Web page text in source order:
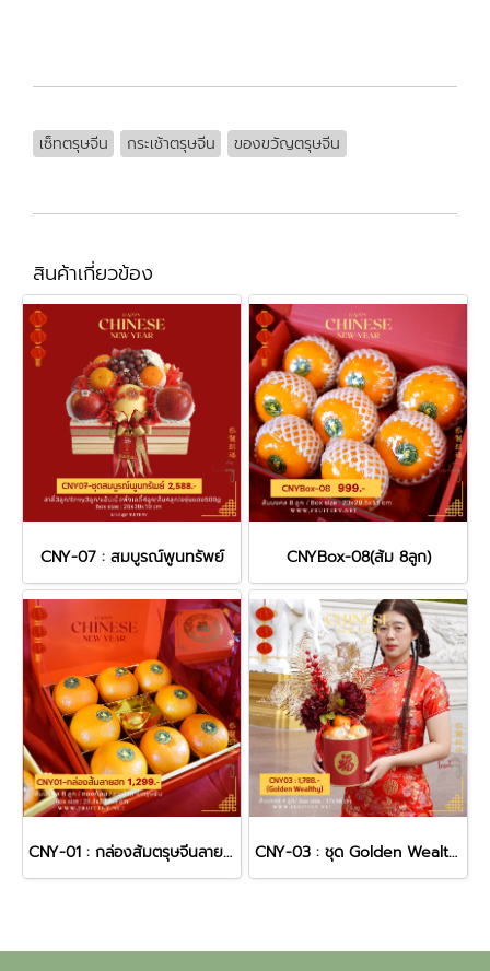
เซ็ทตรุษจีน กระเช้าตรุษจีน ของขวัญตรุษจีน
สินค้าเกี่ยวข้อง
CNY-07 : สมบูรณ์พูนทรัพย์ CNYBox-08(ส้ม 8ลูก)
CNY-01 : กล่องส้มตรุษจีนลายฮก CNY-03 : ชุด Golden Wealthy